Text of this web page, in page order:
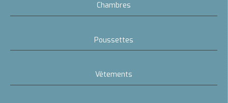
Chambres
Poussettes
Vêtements